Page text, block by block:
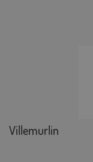
Villemurlin